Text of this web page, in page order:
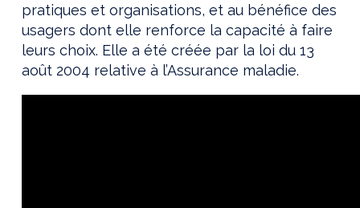
pratiques et organisations, et au bénéfice des
usagers dont elle renforce la capacité à faire
leurs choix. Elle a été créée par la loi du 13
août 2004 relative à l’Assurance maladie.